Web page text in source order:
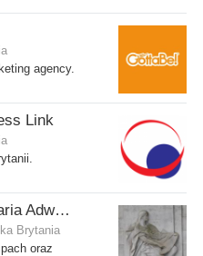
agency.
Link
Wiater & Szewczyk Kancelaria Adwokacka
Brytania
oraz